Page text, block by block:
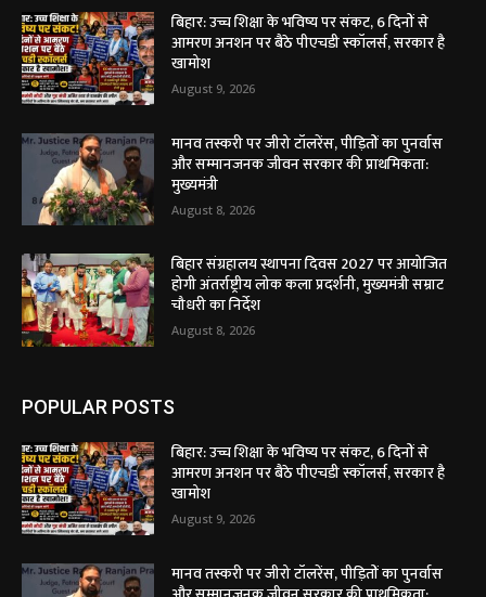
बिहार: उच्च शिक्षा के भविष्य पर संकट, 6 दिनों से
आमरण अनशन पर बैठे पीएचडी स्कॉलर्स, सरकार है
खामोश
August 9, 2026
मानव तस्करी पर जीरो टॉलरेंस, पीड़ितों का पुनर्वास
और सम्मानजनक जीवन सरकार की प्राथमिकता:
मुख्यमंत्री
August 8, 2026
बिहार संग्रहालय स्थापना दिवस 2027 पर आयोजित
होगी अंतर्राष्ट्रीय लोक कला प्रदर्शनी, मुख्यमंत्री सम्राट
चौधरी का निर्देश
August 8, 2026
POPULAR POSTS
बिहार: उच्च शिक्षा के भविष्य पर संकट, 6 दिनों से
आमरण अनशन पर बैठे पीएचडी स्कॉलर्स, सरकार है
खामोश
August 9, 2026
मानव तस्करी पर जीरो टॉलरेंस, पीड़ितों का पुनर्वास